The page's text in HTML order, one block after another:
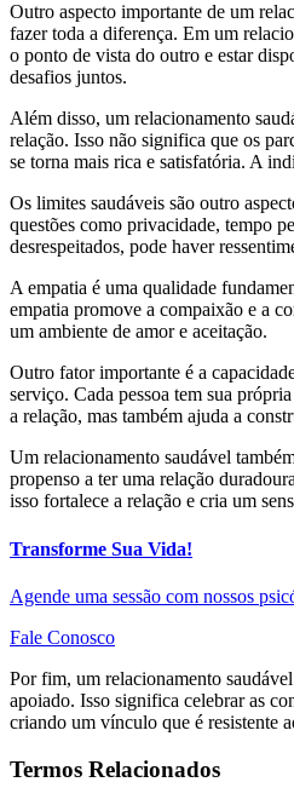
Outro aspecto importante de um
fazer toda a diferença. Em um
o ponto de vista do outro e estar
desafios juntos.
Além disso, um relacionamento
relação. Isso não significa que os
se torna mais rica e satisfatória. A
Os limites saudáveis são outro
questões como privacidade, tempo
desrespeitados, pode haver
A empatia é uma qualidade
empatia promove a compaixão e a
um ambiente de amor e aceitação.
Outro fator importante é a
serviço. Cada pessoa tem sua
a relação, mas também ajuda a
Um relacionamento saudável
propenso a ter uma relação
isso fortalece a relação e cria um
Transforme Sua Vida!
Agende uma sessão com nossos
Fale Conosco
Por fim, um relacionamento
apoiado. Isso significa celebrar as
criando um vínculo que é resistente
Termos Relacionados